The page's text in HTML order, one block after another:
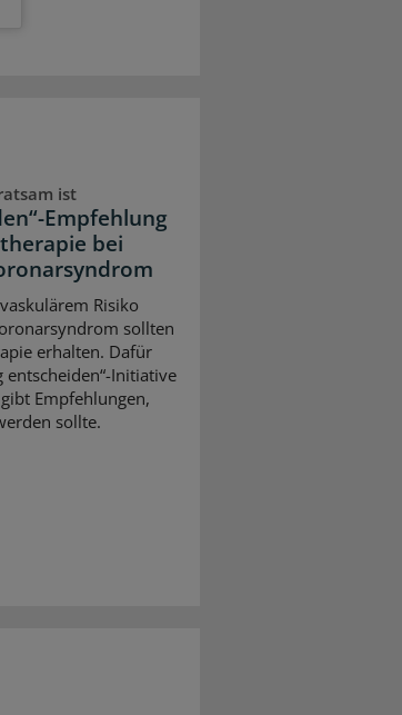
ist
Empfehlung
bei
Risiko
sollten
erhalten. Dafür
entscheiden“-Initiative
Empfehlungen,
sollte.